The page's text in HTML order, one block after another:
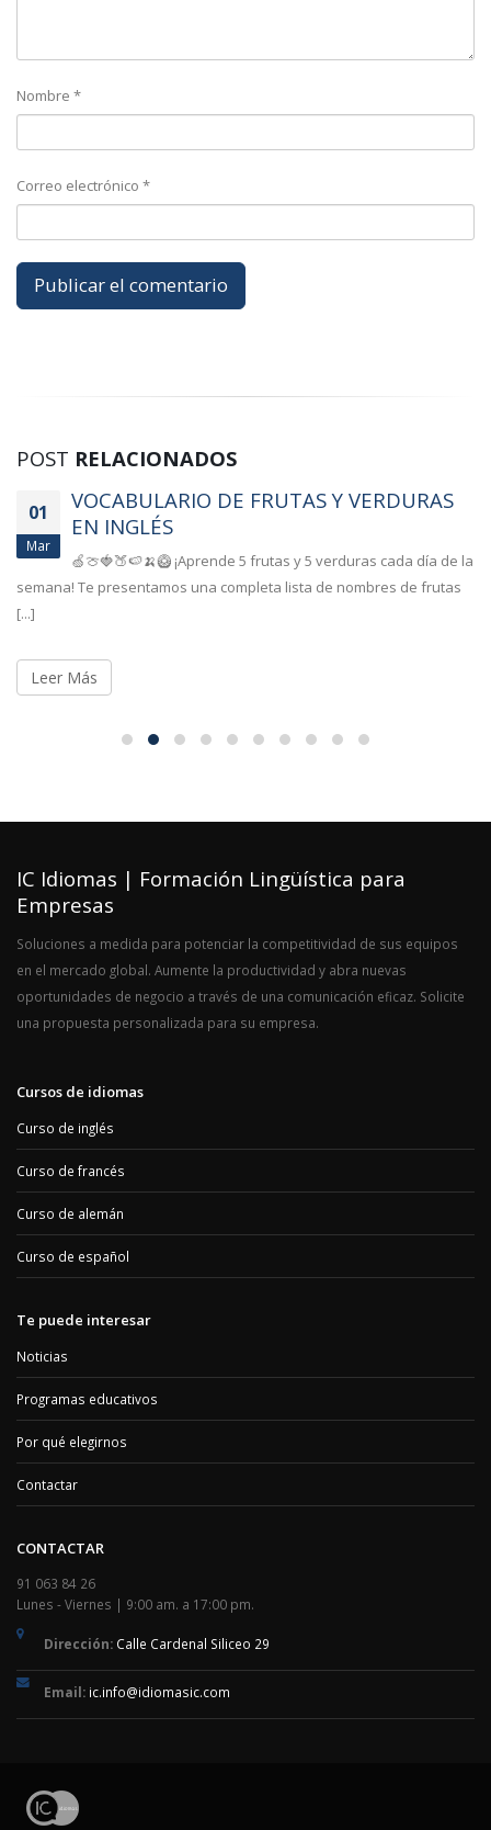
Nombre *
Correo electrónico *
POST RELACIONADOS
01
Mar
VOCABULARIO DE FRUTAS Y VERDURAS
EN INGLÉS
🍏🍈🍓🍑🍉🍌🥝 ¡Aprende 5 frutas y 5 verduras cada día de la
semana! Te presentamos una completa lista de nombres de frutas
[...]
Leer Más
IC Idiomas | Formación Lingüística para
Empresas
Soluciones a medida para potenciar la competitividad de sus equipos
en el mercado global. Aumente la productividad y abra nuevas
oportunidades de negocio a través de una comunicación eficaz. Solicite
una propuesta personalizada para su empresa.
Cursos de idiomas
Curso de inglés
Curso de francés
Curso de alemán
Curso de español
Te puede interesar
Noticias
Programas educativos
Por qué elegirnos
Contactar
CONTACTAR
91 063 84 26
Lunes - Viernes | 9:00 am. a 17:00 pm.
Dirección: Calle Cardenal Siliceo 29
Email: ic.info@idiomasic.com